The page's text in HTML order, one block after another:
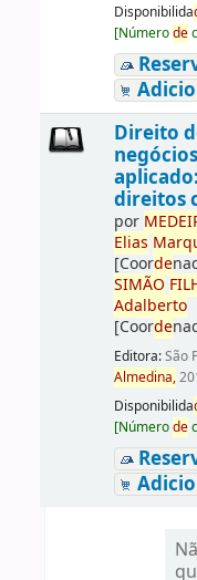
Disponibilida
[Númerode
Direito
negócios
direitos
por MEDE
Elias
[Coorde
SIMÃO
Adalberto
[Coorde
Editora:São
Almedina,
Disponibilida
[Númerode